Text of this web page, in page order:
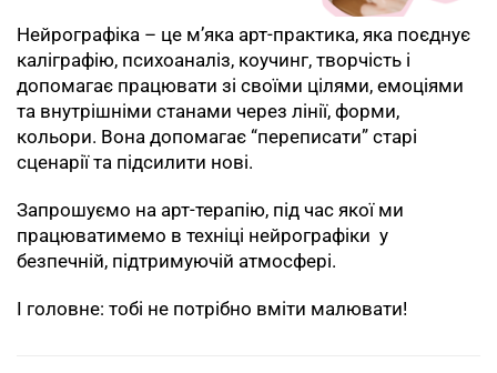
Нейрографіка – це м’яка арт-практика, яка поєднує
каліграфію, психоаналіз, коучинг, творчість і
допомагає працювати зі своїми цілями, емоціями
та внутрішніми станами через лінії, форми,
кольори. Вона допомагає “переписати” старі
сценарії та підсилити нові.
Запрошуємо на арт-терапію, під час якої ми
працюватимемо в техніці нейрографіки у
безпечній, підтримуючій атмосфері.
І головне: тобі не потрібно вміти малювати!